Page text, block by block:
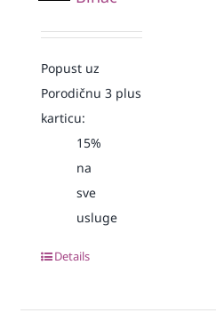
Popust uz
Porodičnu 3 plus
karticu:
15%
na
sve
usluge
Details